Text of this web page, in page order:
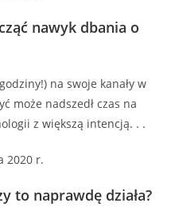
nawyk dbania o
na swoje kanały w
może nadszedł czas na
z większą intencją. . .
2020 r.
to naprawdę działa?